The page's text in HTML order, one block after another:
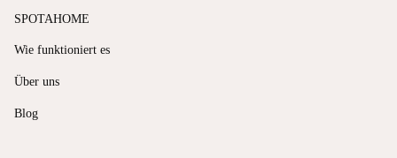
SPOTAHOME
Wie funktioniert es
Über uns
Blog